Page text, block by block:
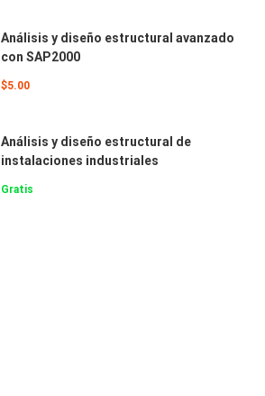
Análisis y diseño estructural avanzado
con SAP2000
$5.00
Análisis y diseño estructural de
instalaciones industriales
Gratis